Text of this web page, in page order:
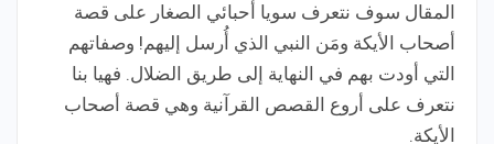
المقال سوف نتعرف سويا أحبائي الصغار على قصة
أصحاب الأيكة ومَن النبي الذي أُرسل إليهم! وصفاتهم
التي أودت بهم في النهاية إلى طريق الضلال. فهيا بنا
نتعرف على أروع القصص القرآنية وهي قصة أصحاب
الأيكة.